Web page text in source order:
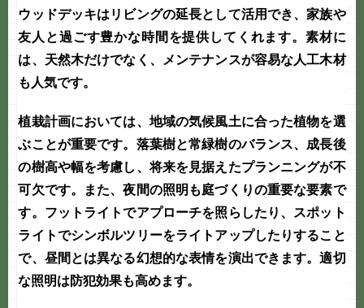
ウッドデッキはリビングの延長として活用でき、家族や
友人と過ごす豊かな時間を提供してくれます。素材に
は、天然木だけでなく、メンテナンスが容易な人工木材
も人気です。
植栽計画においては、地域の気候風土に合った植物を選
ぶことが重要です。落葉樹と常緑樹のバランス、成長後
の樹高や幅を考慮し、将来を見据えたプランニングが不
可欠です。また、夜間の照明も庭づくりの重要な要素で
す。フットライトでアプローチを照らしたり、スポット
ライトでシンボルツリーをライトアップしたりすること
で、昼間とは異なる幻想的な表情を演出できます。適切
な照明は防犯効果も高めます。